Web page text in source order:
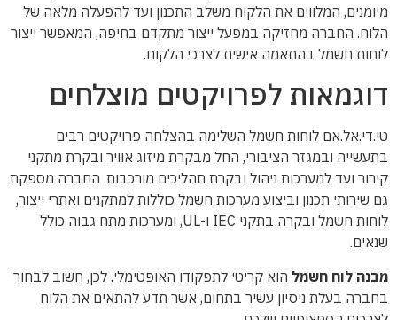
מיומנים, המלווים את הלקוח משלב התכנון ועד להפעלה מלאה של
הלוח. החברה מחזיקה במפעל ייצור מתקדם בחיפה, המאפשר ייצור
לוחות חשמל בהתאמה אישית לצרכי הלקוח.
דוגמאות לפרויקטים מוצלחים
טי.די.אל.אם לוחות חשמל השלימה בהצלחה פרויקטים רבים
בתעשייה ובמגזר הציבורי, החל מבקרת מיזוג אוויר ובקרת מתקני
קירור ועד למערכות ניהול ובקרת תהליכים מורכבות. החברה מספקת
גם שירותי תכנון וביצוע מערכות חשמל כוללות למתקנים ואתרי ייצור,
לוחות חשמל ובקרה בתקני IEC ו-UL, ומערכות מתח גבוה כולל
שנאים.
מבנה לוח חשמל הוא קריטי לתפקודו האופטימלי. לכן, חשוב לבחור
בחברה בעלת ניסיון עשיר בתחום, אשר תדע להתאים את הלוח